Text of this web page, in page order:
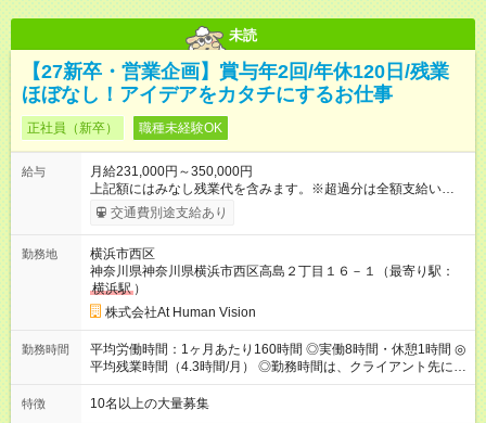
未読
【27新卒・営業企画】賞与年2回/年休120日/残業
ほぼなし！アイデアをカタチにするお仕事
正社員（新卒） 職種未経験OK
給与
月給231,000円～350,000円
上記額にはみなし残業代を含みます。※超過分は全額支給いたし
ます。 みなし残業代 24,000円 ～ 37,000円／月 みなし残業時
間 15時間／月 【給与】 月給： 大卒・院卒 ：243，000
（固定残業代 24，000円） 賞与：年２回 （業績連動型） 昇
給：年２回（3月、9月) 試用期間：6ヶ月 ※上記額にはみなし残
業代（月15時間分）が含まれた 金額になります。超過分は追加
で全額支給。 【頑張りを給与・キャリアに還元します】 年に2
回⼈事評価があり等級が決まります。 等級に合わせた給与設定
のため、若い内からでも頑張り次第で給与アップが叶います。
⼀般職（20～31万円）→リーダー（⽉給26～36万円） →係⻑
～58万円） 【試用期間】試用期間あり 試用期間の長さ：6ヶ月
※ 雇用形態と給与に、本採用時と異なる部分があります。 雇用
交通費別途支給あり
勤務地
横浜市西区
神奈川県神奈川県横浜市西区高島２丁目１６－１（最寄り駅：
横浜駅 ）
株式会社At Human Vision
勤務時間
平均労働時間：1ヶ月あたり160時間 ◎実働8時間・休憩1時間 ◎
平均残業時間（4.3時間/月） ◎勤務時間は、クライアント先に
より異なります。 ※＜シフト例＞ 10:00～19:00／11:00～
20:00 平均労働時間：1ヶ月あたり160時間 ◎実働8時間・休憩1
特徴 10名以上の大量募集